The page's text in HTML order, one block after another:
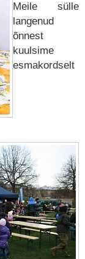
Meile sülle
langenud
õnnest
kuulsime
esmakordselt